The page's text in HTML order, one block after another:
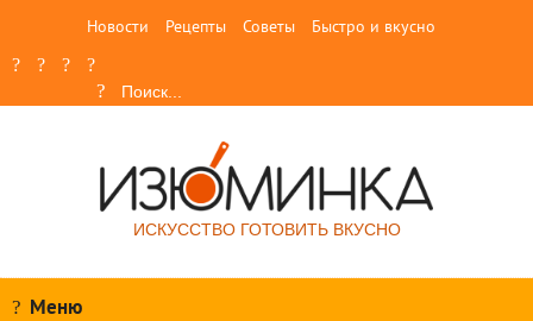
Новости Рецепты Советы Быстро и вкусно
ИСКУССТВО ГОТОВИТЬ ВКУСНО
Меню